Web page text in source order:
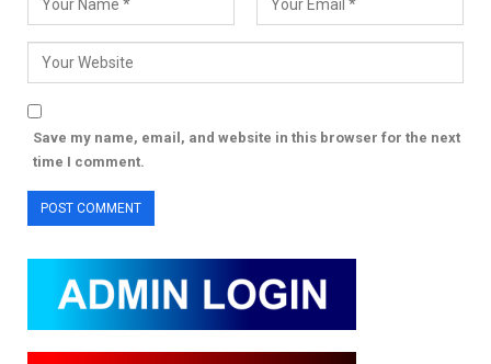
Save my name, email, and website in this browser for the next
time I comment.